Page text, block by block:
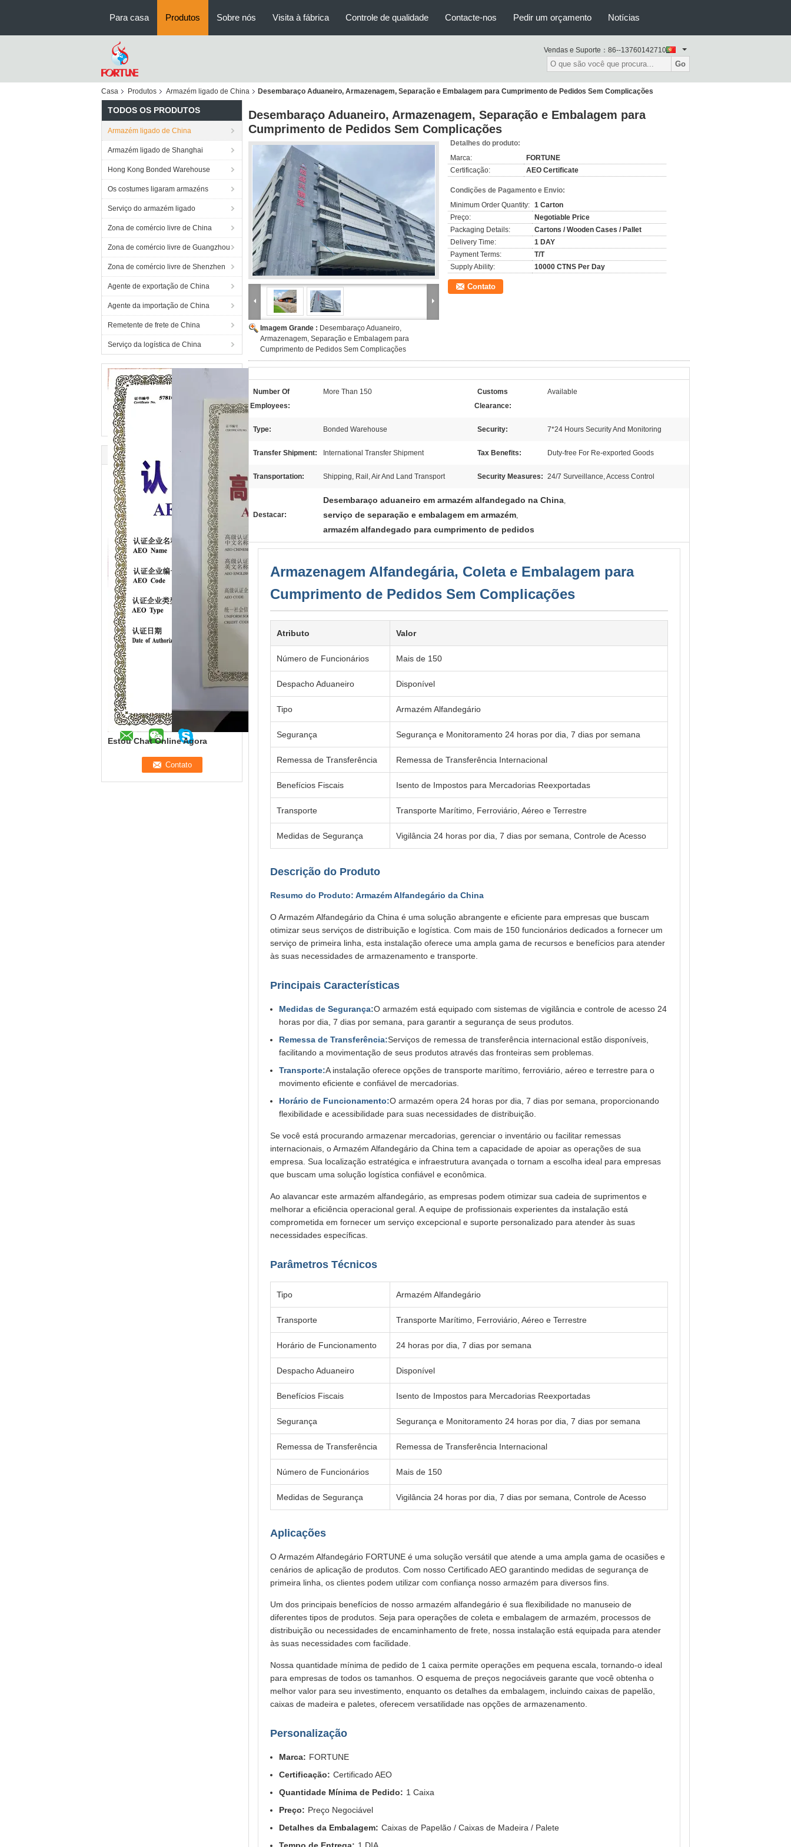
Para casa Produtos Sobre nós Visita à fábrica Controle de qualidade Contacte-nos Pedir um orçamento Notícias
Vendas e Suporte： 86--13760142710
Go
Casa Produtos Armazém ligado de China Desembaraço Aduaneiro, Armazenagem, Separação e Embalagem para Cumprimento de Pedidos Sem Complicações
TODOS OS PRODUTOS
Armazém ligado de China
Armazém ligado de Shanghai
Hong Kong Bonded Warehouse
Os costumes ligaram armazéns
Serviço do armazém ligado
Zona de comércio livre de China
Zona de comércio livre de Guangzhou
Zona de comércio livre de Shenzhen
Agente de exportação de China
Agente da importação de China
Remetente de frete de China
Serviço da logística de China
Estou Chat Online Agora
Desembaraço Aduaneiro, Armazenagem, Separação e Embalagem para
Cumprimento de Pedidos Sem Complicações
Imagem Grande : Desembaraço Aduaneiro,
Armazenagem, Separação e Embalagem para
Cumprimento de Pedidos Sem Complicações
Detalhes do produto:
Marca:
FORTUNE
Certificação:
AEO Certificate
Condições de Pagamento e Envio:
Minimum Order Quantity: 1 Carton
Preço:
Negotiable Price
Packaging Details:
Cartons / Wooden Cases / Pallet
Delivery Time:
1 DAY
Payment Terms:
T/T
Supply Ability:
10000 CTNS Per Day
Contato
Number Of
Employees:
More Than 150
Customs
Clearance:
Available
Type: Bonded Warehouse Security: 7*24 Hours Security And Monitoring
Transfer Shipment: International Transfer Shipment Tax Benefits: Duty-free For Re-exported Goods
Transportation: Shipping, Rail, Air And Land Transport Security Measures: 24/7 Surveillance, Access Control
Destacar:
Desembaraço aduaneiro em armazém alfandegado na China,
serviço de separação e embalagem em armazém,
armazém alfandegado para cumprimento de pedidos
Armazenagem Alfandegária, Coleta e Embalagem para
Cumprimento de Pedidos Sem Complicações
Atributo Valor
Número de Funcionários Mais de 150
Despacho Aduaneiro Disponível
Tipo Armazém Alfandegário
Segurança Segurança e Monitoramento 24 horas por dia, 7 dias por semana
Remessa de Transferência Remessa de Transferência Internacional
Benefícios Fiscais Isento de Impostos para Mercadorias Reexportadas
Transporte Transporte Marítimo, Ferroviário, Aéreo e Terrestre
Medidas de Segurança Vigilância 24 horas por dia, 7 dias por semana, Controle de Acesso
Descrição do Produto
Resumo do Produto: Armazém Alfandegário da China
O Armazém Alfandegário da China é uma solução abrangente e eficiente para empresas que buscam
otimizar seus serviços de distribuição e logística. Com mais de 150 funcionários dedicados a fornecer um
serviço de primeira linha, esta instalação oferece uma ampla gama de recursos e benefícios para atender
às suas necessidades de armazenamento e transporte.
Principais Características
Medidas de Segurança:O armazém está equipado com sistemas de vigilância e controle de acesso 24
horas por dia, 7 dias por semana, para garantir a segurança de seus produtos.
Remessa de Transferência:Serviços de remessa de transferência internacional estão disponíveis,
facilitando a movimentação de seus produtos através das fronteiras sem problemas.
Transporte:A instalação oferece opções de transporte marítimo, ferroviário, aéreo e terrestre para o
movimento eficiente e confiável de mercadorias.
Horário de Funcionamento:O armazém opera 24 horas por dia, 7 dias por semana, proporcionando
flexibilidade e acessibilidade para suas necessidades de distribuição.
Se você está procurando armazenar mercadorias, gerenciar o inventário ou facilitar remessas
internacionais, o Armazém Alfandegário da China tem a capacidade de apoiar as operações de sua
empresa. Sua localização estratégica e infraestrutura avançada o tornam a escolha ideal para empresas
que buscam uma solução logística confiável e econômica.
Ao alavancar este armazém alfandegário, as empresas podem otimizar sua cadeia de suprimentos e
melhorar a eficiência operacional geral. A equipe de profissionais experientes da instalação está
comprometida em fornecer um serviço excepcional e suporte personalizado para atender às suas
necessidades específicas.
Parâmetros Técnicos
Tipo Armazém Alfandegário
Transporte Transporte Marítimo, Ferroviário, Aéreo e Terrestre
Horário de Funcionamento 24 horas por dia, 7 dias por semana
Despacho Aduaneiro Disponível
Benefícios Fiscais Isento de Impostos para Mercadorias Reexportadas
Segurança Segurança e Monitoramento 24 horas por dia, 7 dias por semana
Remessa de Transferência Remessa de Transferência Internacional
Número de Funcionários Mais de 150
Medidas de Segurança Vigilância 24 horas por dia, 7 dias por semana, Controle de Acesso
Aplicações
O Armazém Alfandegário FORTUNE é uma solução versátil que atende a uma ampla gama de ocasiões e
cenários de aplicação de produtos. Com nosso Certificado AEO garantindo medidas de segurança de
primeira linha, os clientes podem utilizar com confiança nosso armazém para diversos fins.
Um dos principais benefícios de nosso armazém alfandegário é sua flexibilidade no manuseio de
diferentes tipos de produtos. Seja para operações de coleta e embalagem de armazém, processos de
distribuição ou necessidades de encaminhamento de frete, nossa instalação está equipada para atender
às suas necessidades com facilidade.
Nossa quantidade mínima de pedido de 1 caixa permite operações em pequena escala, tornando-o ideal
para empresas de todos os tamanhos. O esquema de preços negociáveis garante que você obtenha o
melhor valor para seu investimento, enquanto os detalhes da embalagem, incluindo caixas de papelão,
caixas de madeira e paletes, oferecem versatilidade nas opções de armazenamento.
Personalização
Marca: FORTUNE
Certificação: Certificado AEO
Quantidade Mínima de Pedido: 1 Caixa
Preço: Preço Negociável
Detalhes da Embalagem: Caixas de Papelão / Caixas de Madeira / Palete